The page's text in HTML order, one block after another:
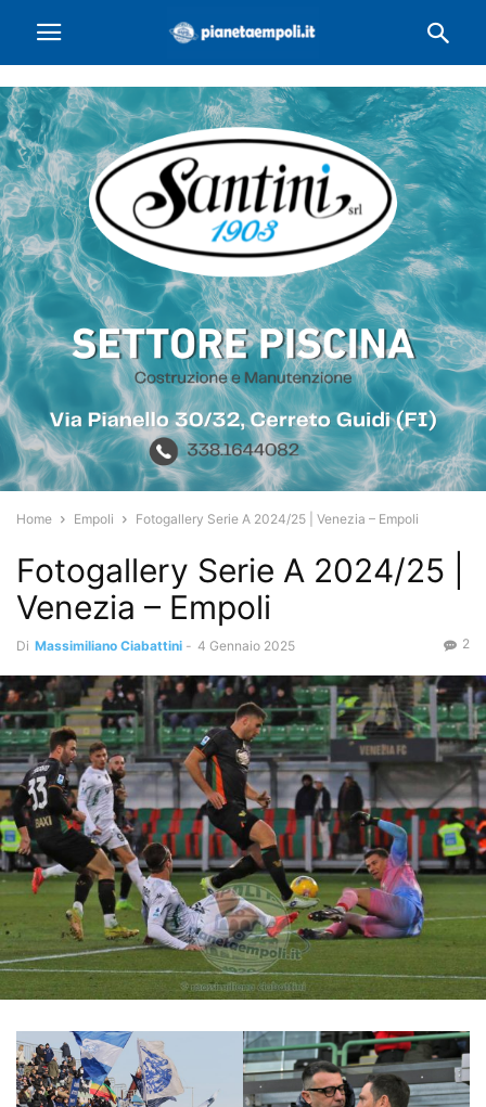
Home Empoli Fotogallery Serie A 2024/25 | Venezia – Empoli
Fotogallery Serie A 2024/25 |
Venezia – Empoli
Di Massimiliano Ciabattini - 4 Gennaio 2025 2